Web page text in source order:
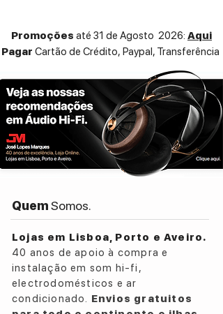
digital com som de qualidade audiófila,
topo de gama de referência absoluta para
um som espetacular e impactante em
todos os regimes sonoros.
Preço indicado para versão silver com
frente tecido e laterais em madeira.
Outras configurações sob consulta
Contacte-nos:
T: 234377180
Promoções até 31 de Agosto 2026: Aqui
Pagar Cartão de Crédito, Paypal, Transferência
QuemSomos.
Lojas em Lisboa, Porto e Aveiro.
40 anos de apoio à compra e
instalação em som hi-fi,
electrodomésticos e ar
condicionado. Envios gratuitos